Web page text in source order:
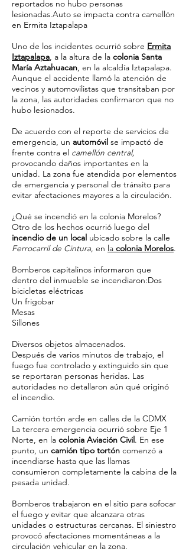
reportados no hubo personas
lesionadas.Auto se impacta contra camellón
en Ermita Iztapalapa
Uno de los incidentes ocurrió sobre Ermita
Iztapalapa, a la altura de la colonia Santa
María Aztahuacan, en la alcaldía Iztapalapa.
Aunque el accidente llamó la atención de
vecinos y automovilistas que transitaban por
la zona, las autoridades confirmaron que no
hubo lesionados.
De acuerdo con el reporte de servicios de
emergencia, un automóvil se impactó de
frente contra el camellón central,
provocando daños importantes en la
unidad. La zona fue atendida por elementos
de emergencia y personal de tránsito para
evitar afectaciones mayores a la circulación.
¿Qué se incendió en la colonia Morelos?
Otro de los hechos ocurrió luego del
incendio de un local ubicado sobre la calle
Ferrocarril de Cintura, en la colonia Morelos.
Bomberos capitalinos informaron que
dentro del inmueble se incendiaron:Dos
bicicletas eléctricas
Un frigobar
Mesas
Sillones
Diversos objetos almacenados.
Después de varios minutos de trabajo, el
fuego fue controlado y extinguido sin que
se reportaran personas heridas. Las
autoridades no detallaron aún qué originó
el incendio.
Camión tortón arde en calles de la CDMX
La tercera emergencia ocurrió sobre Eje 1
Norte, en la colonia Aviación Civil. En ese
punto, un camión tipo tortón comenzó a
incendiarse hasta que las llamas
consumieron completamente la cabina de la
pesada unidad.
Bomberos trabajaron en el sitio para sofocar
el fuego y evitar que alcanzara otras
unidades o estructuras cercanas. El siniestro
provocó afectaciones momentáneas a la
circulación vehicular en la zona.